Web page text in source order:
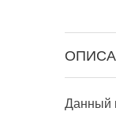
Данный